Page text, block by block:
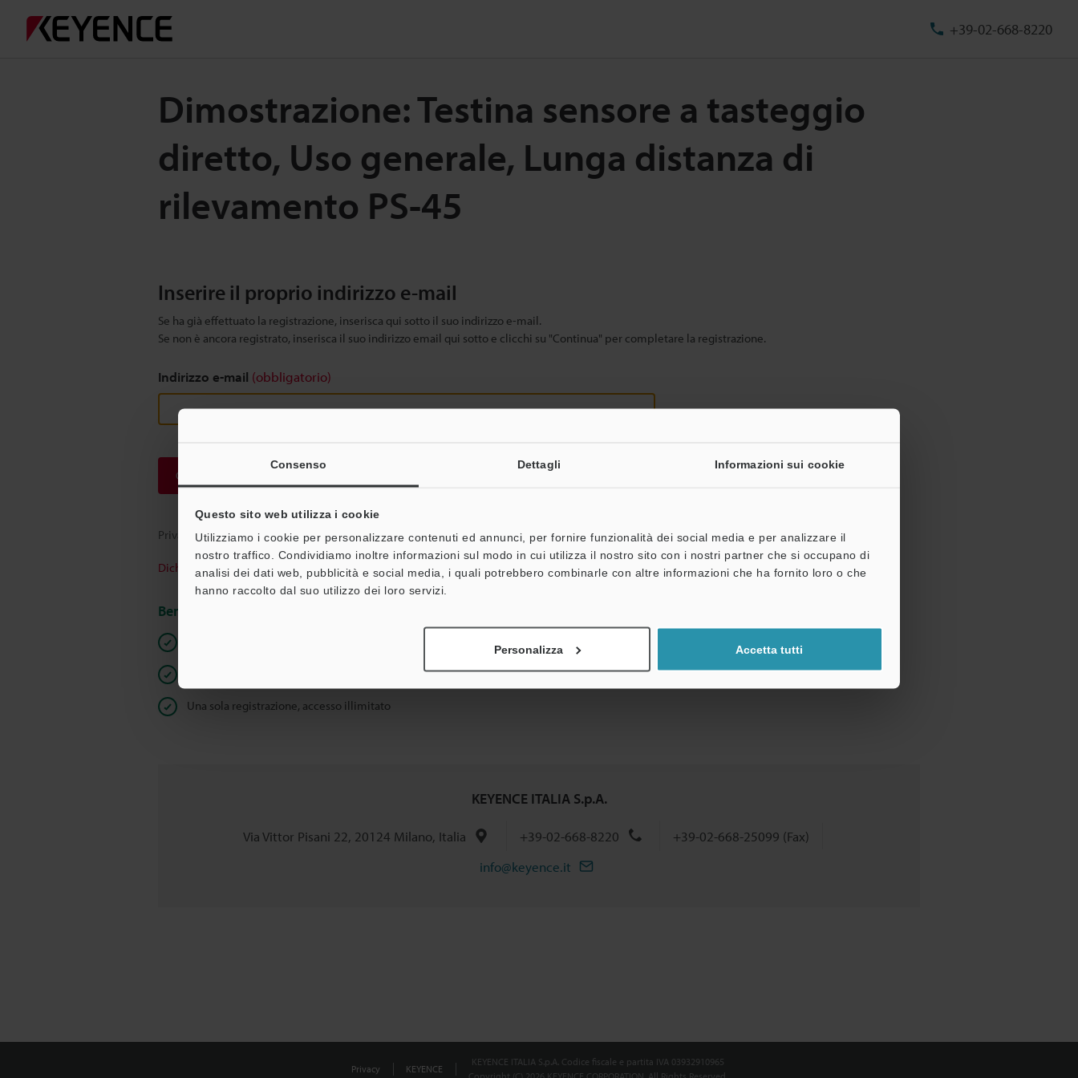
Consenso Dettagli Informazioni sui cookie
Questo sito web utilizza i cookie
Utilizziamo i cookie per personalizzare contenuti ed annunci, per fornire funzionalità dei social media e per analizzare il
nostro traffico. Condividiamo inoltre informazioni sul modo in cui utilizza il nostro sito con i nostri partner che si occupano di
analisi dei dati web, pubblicità e social media, i quali potrebbero combinarle con altre informazioni che ha fornito loro o che
hanno raccolto dal suo utilizzo dei loro servizi.
Personalizza Accetta tutti
+39-02-668-8220
Dimostrazione: Testina sensore a tasteggio
diretto, Uso generale, Lunga distanza di
rilevamento PS-45
Inserire il proprio indirizzo e-mail
Se ha già effettuato la registrazione, inserisca qui sotto il suo indirizzo e-mail.
Se non è ancora registrato, inserisca il suo indirizzo email qui sotto e clicchi su "Continua" per completare la registrazione.
Indirizzo e-mail (obbligatorio)
Continua
Privacy garantita al 100% - le informazioni personali non saranno mai condivise.
Dichiarazione sulla privacy
Benefici per gli iscritti
Una sola registrazione, accesso illimitato
KEYENCE ITALIA S.p.A.
Via Vittor Pisani 22, 20124 Milano, Italia +39-02-668-8220
+39-02-668-25099 (Fax)
info@keyence.it
Privacy KEYENCE
KEYENCE ITALIA S.p.A. Codice fiscale e partita IVA 03932910965